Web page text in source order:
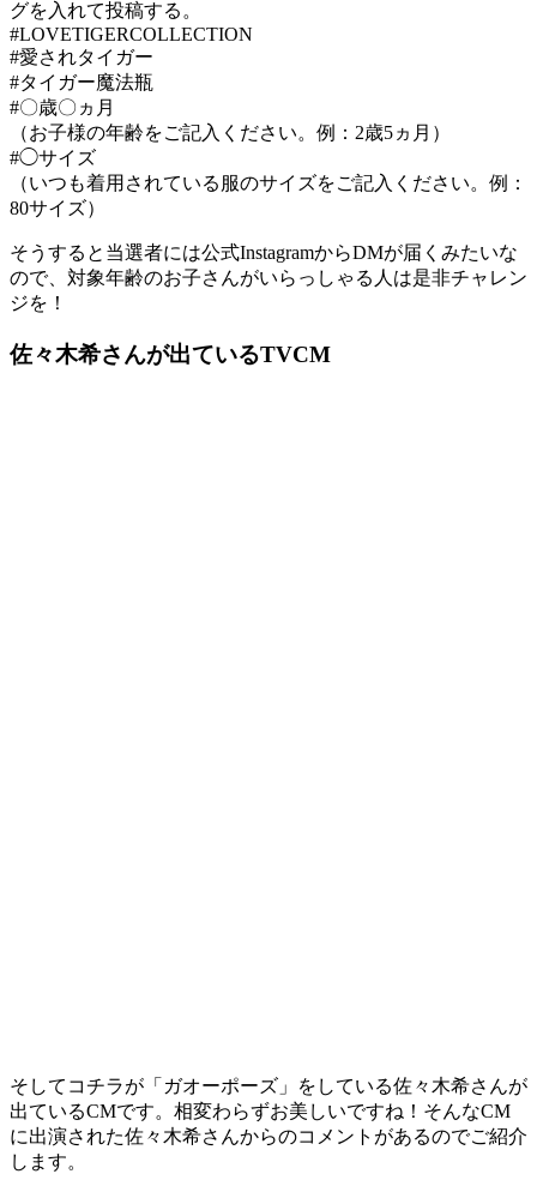
グを入れて投稿する。
#LOVETIGERCOLLECTION
#愛されタイガー
#タイガー魔法瓶
#〇歳〇ヵ月
（お子様の年齢をご記入ください。例：2歳5ヵ月）
#◯サイズ
（いつも着用されている服のサイズをご記入ください。例：
80サイズ）
そうすると当選者には公式InstagramからDMが届くみたいな
ので、対象年齢のお子さんがいらっしゃる人は是非チャレン
ジを！
佐々木希さんが出ているTVCM
そしてコチラが「ガオーポーズ」をしている佐々木希さんが
出ているCMです。相変わらずお美しいですね！そんなCM
に出演された佐々木希さんからのコメントがあるのでご紹介
します。